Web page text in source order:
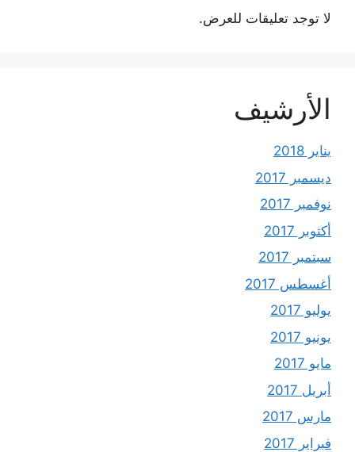
لا توجد تعليقات للعرض.
الأرشيف
يناير 2018
ديسمبر 2017
نوفمبر 2017
أكتوبر 2017
سبتمبر 2017
أغسطس 2017
يوليو 2017
يونيو 2017
مايو 2017
أبريل 2017
مارس 2017
فبراير 2017